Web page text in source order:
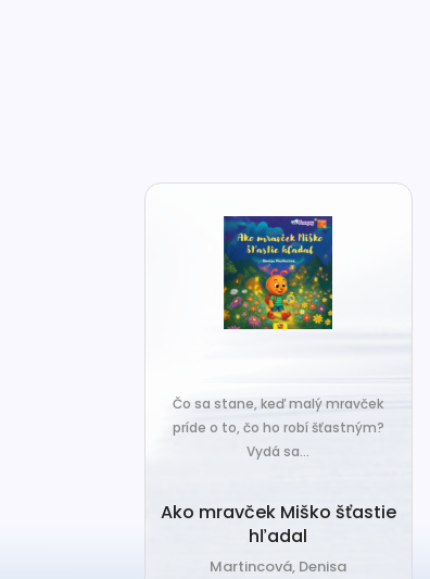
Čo sa stane, keď malý mravček
príde o to, čo ho robí šťastným?
Vydá sa...
Ako mravček Miško šťastie
hľadal
Martincová, Denisa